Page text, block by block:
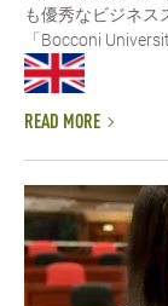
も優秀なビジネス
「Bocconi
READ MORE